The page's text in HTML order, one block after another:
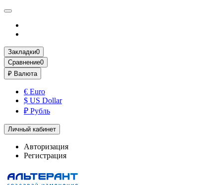
Закладки0
Сравнение0
₽ Валюта
€ Euro
$ US Dollar
₽ Рубль
Личный кабинет
Авторизация
Регистрация